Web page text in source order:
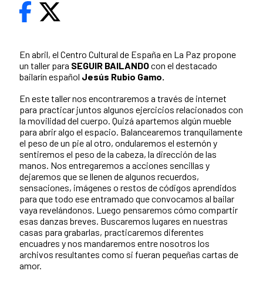
En abril, el Centro Cultural de España en La Paz propone
un taller para SEGUIR BAILANDOcon el destacado
bailarín español Jesús Rubio Gamo.
En este taller nos encontraremos a través de internet
para practicar juntos algunos ejercicios relacionados con
la movilidad del cuerpo. Quizá apartemos algún mueble
para abrir algo el espacio. Balancearemos tranquilamente
el peso de un pie al otro, ondularemos el esternón y
sentiremos el peso de la cabeza, la dirección de las
manos. Nos entregaremos a acciones sencillas y
dejaremos que se llenen de algunos recuerdos,
sensaciones, imágenes o restos de códigos aprendidos
para que todo ese entramado que convocamos al bailar
vaya revelándonos. Luego pensaremos cómo compartir
esas danzas breves. Buscaremos lugares en nuestras
casas para grabarlas, practicaremos diferentes
encuadres y nos mandaremos entre nosotros los
archivos resultantes como si fueran pequeñas cartas de
amor.